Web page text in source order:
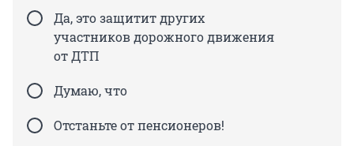
Да, это защитит других
участников дорожного движения
от ДТП
Думаю, что
Отстаньте от пенсионеров!